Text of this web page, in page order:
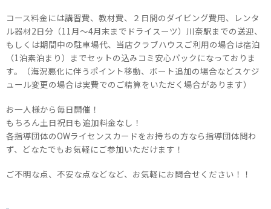
コース料金には講習費、教材費、２日間のダイビング費用、レンタ
ル器材2日分（11月～4月末までドライスーツ）川奈駅までの送迎、
もしくは期間中の駐車場代、当店クラブハウスご利用の場合は宿泊
（1泊素泊まり）までセットの込みコミ安心パックになっておりま
す。（海況悪化に伴うポイント移動、ボート追加の場合などスケジ
ュール変更の場合は実費でのご精算をいただく場合があります）
お一人様から毎日開催！
もちろん土日祝日も追加料金なし！
各指導団体のOWライセンスカードをお持ちの方なら指導団体問わ
ず、どなたでもお気軽にご参加いただけます！
ご不明な点、不安な点などなど、お気軽にお問合せください！！